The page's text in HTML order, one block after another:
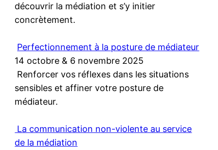
découvrir la médiation et s’y initier
concrètement.
Perfectionnement à la posture de médiateur
14 octobre & 6 novembre 2025
Renforcer vos réflexes dans les situations
sensibles et affiner votre posture de
médiateur.
La communication non-violente au service
de la médiation